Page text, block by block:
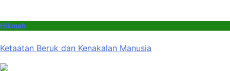
Hikmah
Ketaatan Beruk dan Kenakalan Manusia